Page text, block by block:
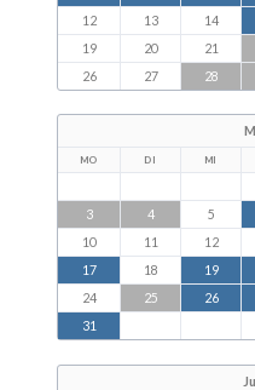
12
13 14
19
20 21
26
27 28
MO DI MI
3
4 5
10
11 12
17
18 19
24
25 26
31